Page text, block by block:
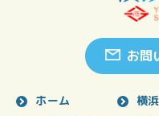
お問
ホーム
横